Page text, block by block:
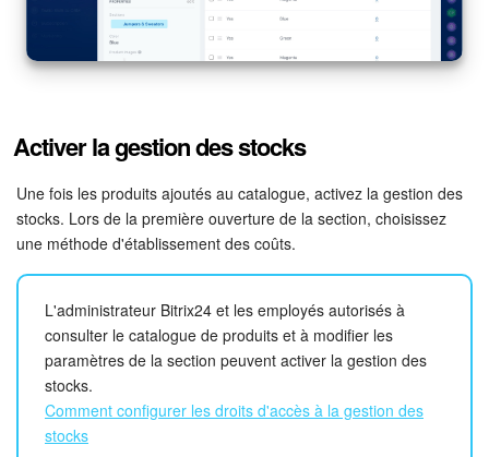
Activer la gestion des stocks
Une fois les produits ajoutés au catalogue, activez la gestion des
stocks. Lors de la première ouverture de la section, choisissez
une méthode d'établissement des coûts.
L'administrateur Bitrix24 et les employés autorisés à
consulter le catalogue de produits et à modifier les
paramètres de la section peuvent activer la gestion des
stocks.
Comment configurer les droits d'accès à la gestion des
stocks